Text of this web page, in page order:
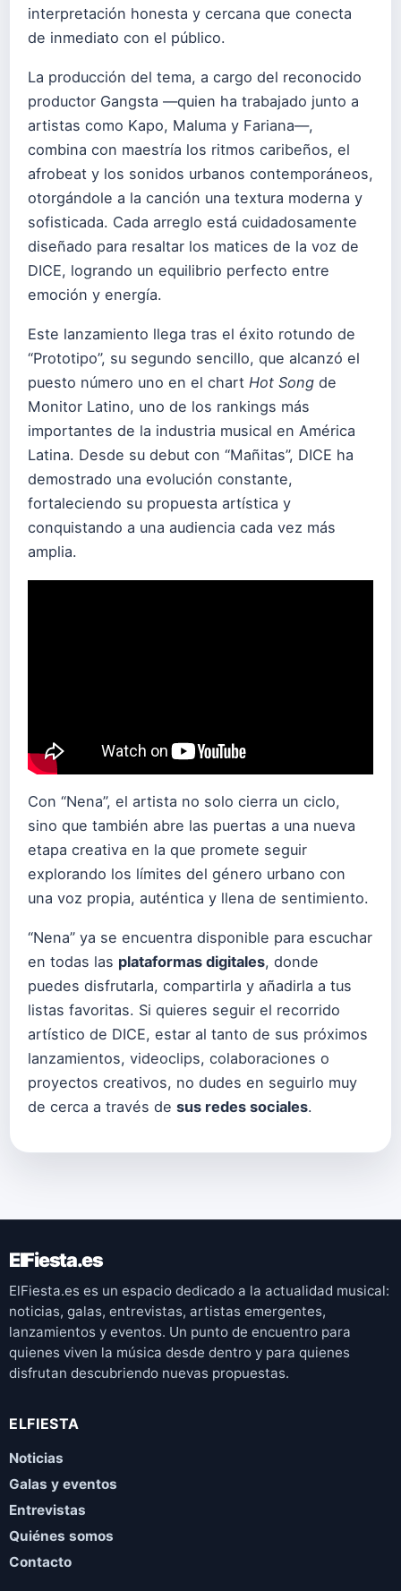
interpretación honesta y cercana que conecta
de inmediato con el público.
La producción del tema, a cargo del reconocido
productor Gangsta —quien ha trabajado junto a
artistas como Kapo, Maluma y Fariana—,
combina con maestría los ritmos caribeños, el
afrobeat y los sonidos urbanos contemporáneos,
otorgándole a la canción una textura moderna y
sofisticada. Cada arreglo está cuidadosamente
diseñado para resaltar los matices de la voz de
DICE, logrando un equilibrio perfecto entre
emoción y energía.
Este lanzamiento llega tras el éxito rotundo de
“Prototipo”, su segundo sencillo, que alcanzó el
puesto número uno en el chart Hot Song de
Monitor Latino, uno de los rankings más
importantes de la industria musical en América
Latina. Desde su debut con “Mañitas”, DICE ha
demostrado una evolución constante,
fortaleciendo su propuesta artística y
conquistando a una audiencia cada vez más
amplia.
Con “Nena”, el artista no solo cierra un ciclo,
sino que también abre las puertas a una nueva
etapa creativa en la que promete seguir
explorando los límites del género urbano con
una voz propia, auténtica y llena de sentimiento.
“Nena” ya se encuentra disponible para escuchar
en todas las plataformas digitales, donde
puedes disfrutarla, compartirla y añadirla a tus
listas favoritas. Si quieres seguir el recorrido
artístico de DICE, estar al tanto de sus próximos
lanzamientos, videoclips, colaboraciones o
proyectos creativos, no dudes en seguirlo muy
de cerca a través de sus redes sociales.
ElFiesta.es
ElFiesta.es es un espacio dedicado a la actualidad musical:
noticias, galas, entrevistas, artistas emergentes,
lanzamientos y eventos. Un punto de encuentro para
quienes viven la música desde dentro y para quienes
disfrutan descubriendo nuevas propuestas.
ELFIESTA
Noticias
Galas y eventos
Entrevistas
Quiénes somos
Contacto